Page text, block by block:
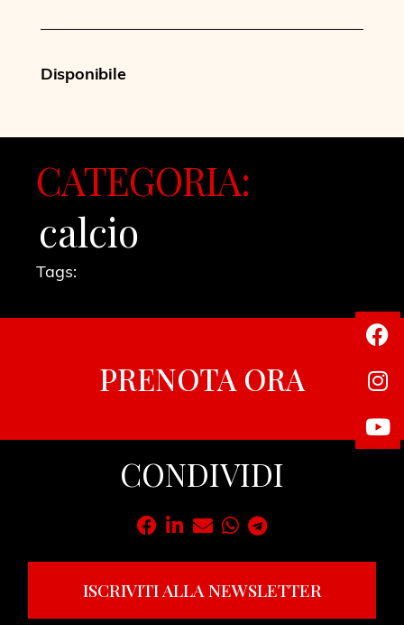
Disponibile
CATEGORIA:
calcio
Tags:
PRENOTA ORA
CONDIVIDI
ISCRIVITI ALLA NEWSLETTER